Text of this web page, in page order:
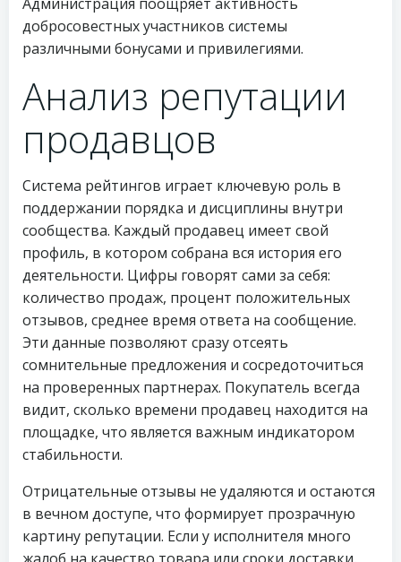
добросовестных участников системы
различными бонусами и привилегиями.
Анализ репутации
продавцов
Система рейтингов играет ключевую роль в
поддержании порядка и дисциплины внутри
сообщества. Каждый продавец имеет свой
профиль, в котором собрана вся история его
деятельности. Цифры говорят сами за себя:
количество продаж, процент положительных
отзывов, среднее время ответа на сообщение.
Эти данные позволяют сразу отсеять
сомнительные предложения и сосредоточиться
на проверенных партнерах. Покупатель всегда
видит, сколько времени продавец находится на
площадке, что является важным индикатором
стабильности.
Отрицательные отзывы не удаляются и остаются
в вечном доступе, что формирует прозрачную
картину репутации. Если у исполнителя много